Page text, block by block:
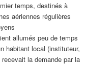
temps, destinés à
aériennes régulières
allumés peu de temps
habitant local (instituteur,
la demande par la